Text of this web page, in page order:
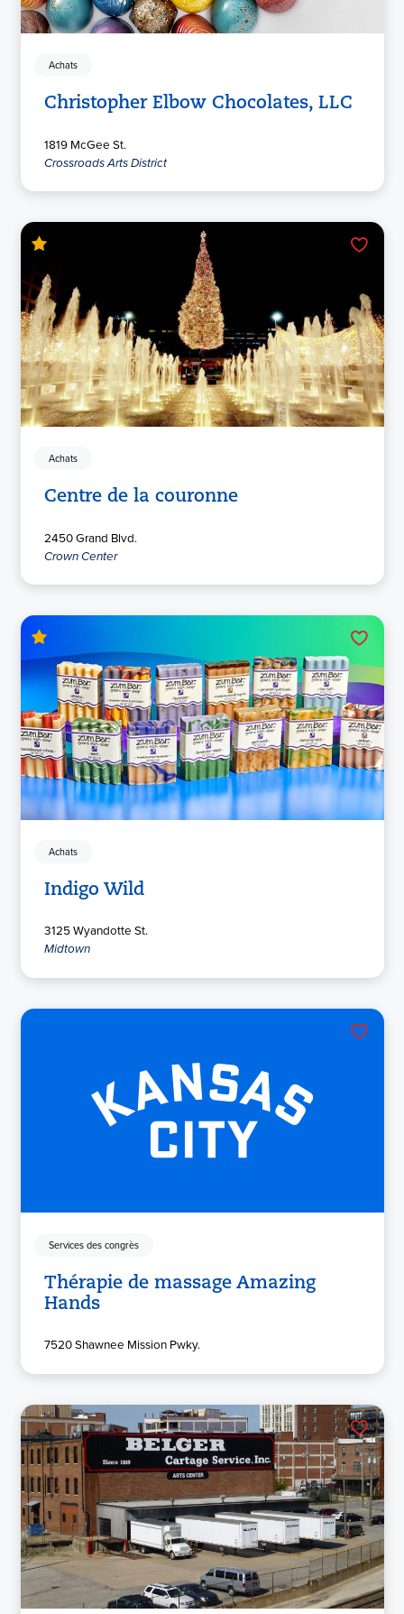
Achats
Christopher Elbow Chocolates, LLC
1819 McGee St.
Crossroads Arts District
Achats
Centre de la couronne
2450 Grand Blvd.
Crown Center
Achats
Indigo Wild
3125 Wyandotte St.
Midtown
Services des congrès
Thérapie de massage Amazing
Hands
7520 Shawnee Mission Pwky.